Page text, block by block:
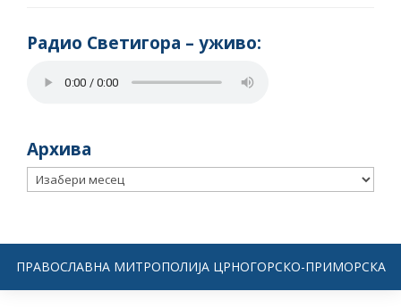
Радио Светигора – yживо:
Архива
Архива
ПРАВОСЛАВНА МИТРОПОЛИЈА ЦРНОГОРСКО-ПРИМОРСКА